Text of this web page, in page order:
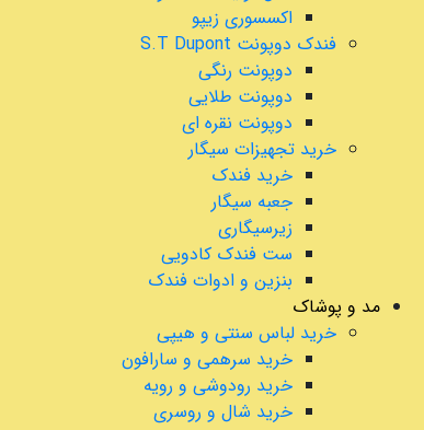
اکسسوری زیپو
فندک دوپونت S.T Dupont
دوپونت رنگی
دوپونت طلایی
دوپونت نقره ای
خرید تجهیزات سیگار
خرید فندک
جعبه سیگار
زیرسیگاری
ست فندک کادویی
بنزین و ادوات فندک
مد و پوشاک
خرید لباس سنتی و هیپی
خرید سرهمی و سارافون
خرید رودوشی و رویه
خرید شال و روسری